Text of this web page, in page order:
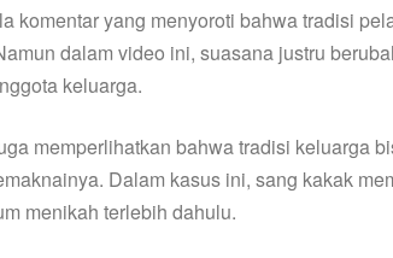
komentar yang menyoroti bahwa tradisi
dalam video ini, suasana justru
keluarga.
memperlihatkan bahwa tradisi keluarga
Dalam kasus ini, sang kakak
menikah terlebih dahulu.